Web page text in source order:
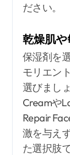
ださい。
乾燥肌
保湿剤を
モリエン
選びまし
Creamや
Repair
激を与え
た選択肢で